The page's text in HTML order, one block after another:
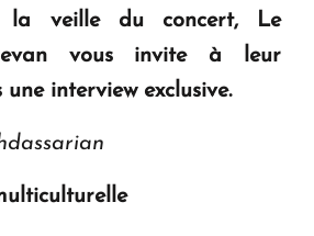
la veille du concert,
Le
vous invite à leur
interview exclusive.